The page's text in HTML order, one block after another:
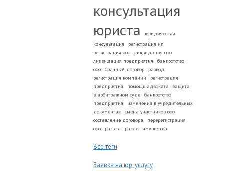
консультация
юриста
юридическая
консультация
регистрация ип
регистрация ооо
ликвидация ооо
ликвидация предприятия
банкротство
ооо
брачный договор
развод.
регистрация компании
регистрация
предприятия
помощь адвоката
защита
в арбитражном суде
банкротство
предприятия
изменения в учредительных
документах
смена участников ооо
составление договора
перерегистрация
ооо
развод раздел имущества
Все теги
Заявка на юр. услугу